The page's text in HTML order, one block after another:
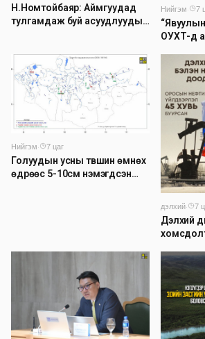
Н.Номтойбаяр: Аймгуудад
тулгамдаж буй асуудлуудыг
танилцуулж, шийдвэрлүүлнэ
Нийгэм·
7
ОУХТ-д
Нийгэм·
7 цаг
Голуудын усны түвшин өмнөх
өдрөөс 5-10см нэмэгдсэн
дэлхий·
7
Дэлхий
өгч байна